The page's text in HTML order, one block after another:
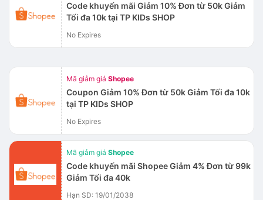
Code khuyến mãi Giảm 10% Đơn từ 50k Giảm
Tối đa 10k tại TP KIDs SHOP
No Expires
Mã giảm giá Shopee
Coupon Giảm 10% Đơn từ 50k Giảm Tối đa 10k
tại TP KIDs SHOP
No Expires
Mã giảm giá Shopee
Code khuyến mãi Shopee Giảm 4% Đơn từ 99k
Giảm Tối đa 40k
Hạn SD: 19/01/2038